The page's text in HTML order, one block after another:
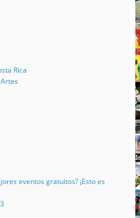
Rica
eventos gratuitos? ¡Esto es